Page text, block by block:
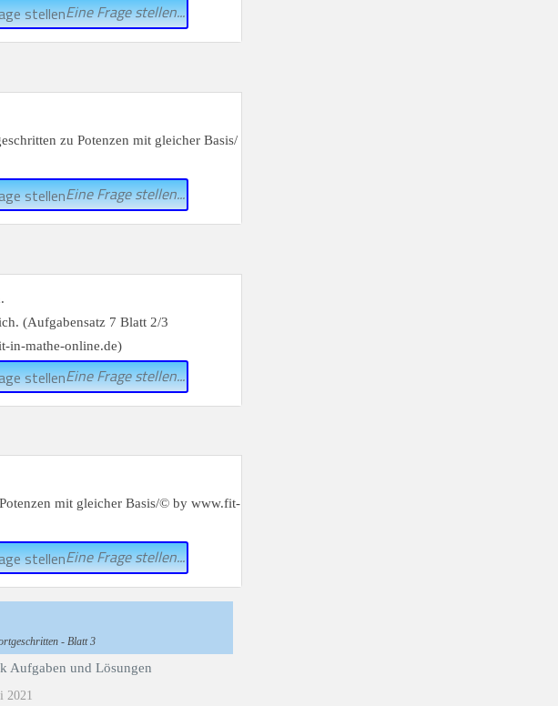
Eine Frage stellen...
Eine Frage stellen...
Eine Frage stellen...
Eine Frage stellen...
- Blatt 3
2021